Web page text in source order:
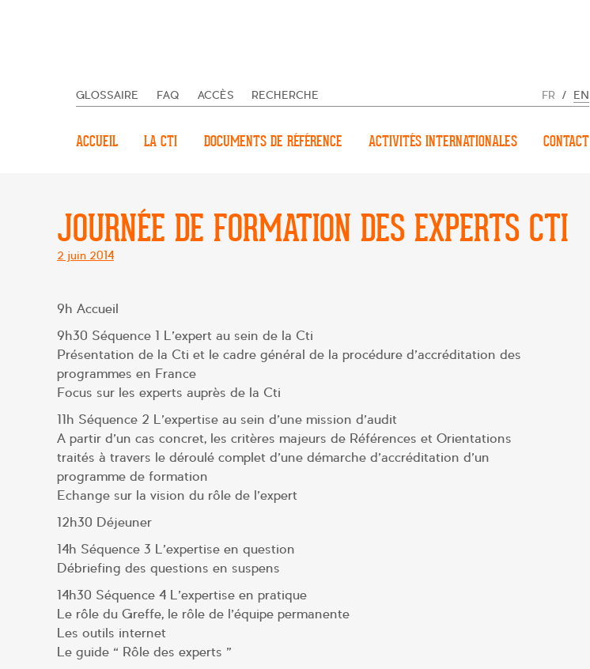
GLOSSAIRE FAQ ACCÈS RECHERCHE FR / EN
ACCUEIL LA CTI DOCUMENTS DE RÉFÉRENCE ACTIVITÉS INTERNATIONALES CONTACT
JOURNÉE DE FORMATION DES EXPERTS CTI
Posté
2 juin 2014
9h Accueil
9h30 Séquence 1 L’expert au sein de la Cti
Présentation de la Cti et le cadre général de la procédure d’accréditation des
programmes en France
Focus sur les experts auprès de la Cti
11h Séquence 2 L’expertise au sein d’une mission d’audit
A partir d’un cas concret, les critères majeurs de Références et Orientations
traités à travers le déroulé complet d’une démarche d’accréditation d’un
programme de formation
Echange sur la vision du rôle de l’expert
12h30 Déjeuner
14h Séquence 3 L’expertise en question
Débriefing des questions en suspens
14h30 Séquence 4 L’expertise en pratique
Le rôle du Greffe, le rôle de l’équipe permanente
Les outils internet
Le guide « Rôle des experts »